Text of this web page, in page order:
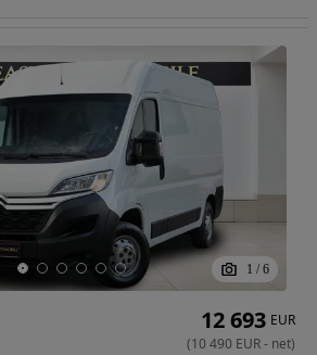
1 / 6
12 693 EUR
(10 490 EUR- net)